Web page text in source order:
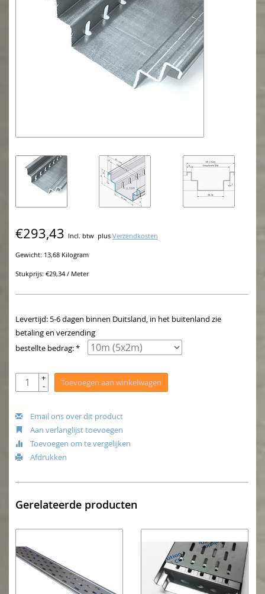
€293,43 Incl. btw plus Verzendkosten
Gewicht: 13,68 Kilogram
Stukprijs: €29,34 / Meter
Levertijd: 5-6 dagen binnen Duitsland, in het buitenland zie
betaling en verzending
bestellte bedrag: *
+
- Toevoegen aan winkelwagen
Email ons over dit product
Aan verlanglijst toevoegen
Toevoegen om te vergelijken
Afdrukken
Gerelateerde producten